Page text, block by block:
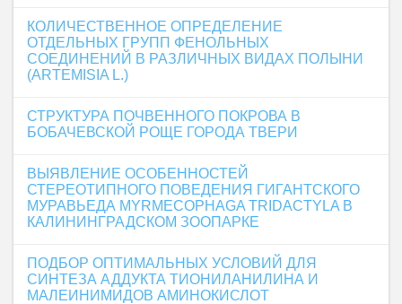
КОЛИЧЕСТВЕННОЕ ОПРЕДЕЛЕНИЕ
ОТДЕЛЬНЫХ ГРУПП ФЕНОЛЬНЫХ
СОЕДИНЕНИЙ В РАЗЛИЧНЫХ ВИДАХ ПОЛЫНИ
(ARTEMISIA L.)
СТРУКТУРА ПОЧВЕННОГО ПОКРОВА В
БОБАЧЕВСКОЙ РОЩЕ ГОРОДА ТВЕРИ
ВЫЯВЛЕНИЕ ОСОБЕННОСТЕЙ
СТЕРЕОТИПНОГО ПОВЕДЕНИЯ ГИГАНТСКОГО
МУРАВЬЕДА MYRMECOPHAGA TRIDACTYLA В
КАЛИНИНГРАДСКОМ ЗООПАРКЕ
ПОДБОР ОПТИМАЛЬНЫХ УСЛОВИЙ ДЛЯ
СИНТЕЗА АДДУКТА ТИОНИЛАНИЛИНА И
МАЛЕИНИМИДОВ АМИНОКИСЛОТ